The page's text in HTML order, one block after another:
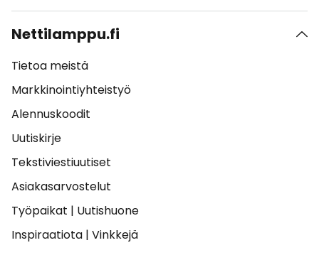
Nettilamppu.fi
Tietoa meistä
Markkinointiyhteistyö
Alennuskoodit
Uutiskirje
Tekstiviestiuutiset
Asiakasarvostelut
Työpaikat | Uutishuone
Inspiraatiota | Vinkkejä